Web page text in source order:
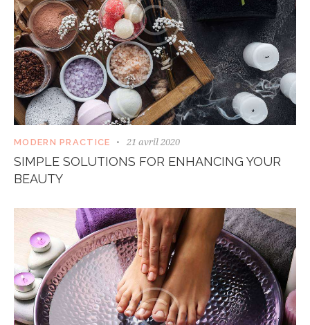
MODERN PRACTICE 21 avril 2020
SIMPLE SOLUTIONS FOR ENHANCING YOUR
BEAUTY